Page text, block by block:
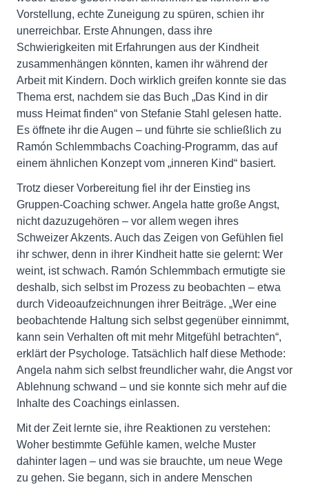
Vorstellung, echte Zuneigung zu spüren, schien ihr
unerreichbar. Erste Ahnungen, dass ihre
Schwierigkeiten mit Erfahrungen aus der Kindheit
zusammenhängen könnten, kamen ihr während der
Arbeit mit Kindern. Doch wirklich greifen konnte sie das
Thema erst, nachdem sie das Buch „Das Kind in dir
muss Heimat finden“ von Stefanie Stahl gelesen hatte.
Es öffnete ihr die Augen – und führte sie schließlich zu
Ramón Schlemmbachs Coaching-Programm, das auf
einem ähnlichen Konzept vom „inneren Kind“ basiert.
Trotz dieser Vorbereitung fiel ihr der Einstieg ins
Gruppen-Coaching schwer. Angela hatte große Angst,
nicht dazuzugehören – vor allem wegen ihres
Schweizer Akzents. Auch das Zeigen von Gefühlen fiel
ihr schwer, denn in ihrer Kindheit hatte sie gelernt: Wer
weint, ist schwach. Ramón Schlemmbach ermutigte sie
deshalb, sich selbst im Prozess zu beobachten – etwa
durch Videoaufzeichnungen ihrer Beiträge. „Wer eine
beobachtende Haltung sich selbst gegenüber einnimmt,
kann sein Verhalten oft mit mehr Mitgefühl betrachten“,
erklärt der Psychologe. Tatsächlich half diese Methode:
Angela nahm sich selbst freundlicher wahr, die Angst vor
Ablehnung schwand – und sie konnte sich mehr auf die
Inhalte des Coachings einlassen.
Mit der Zeit lernte sie, ihre Reaktionen zu verstehen:
Woher bestimmte Gefühle kamen, welche Muster
dahinter lagen – und was sie brauchte, um neue Wege
zu gehen. Sie begann, sich in andere Menschen